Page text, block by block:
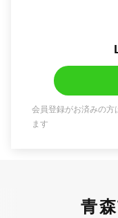
会員登録がお済みの方
ます
青